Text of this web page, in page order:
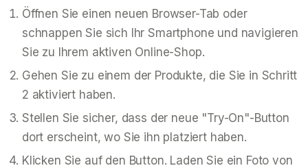
Öffnen Sie einen neuen Browser-Tab oder
schnappen Sie sich Ihr Smartphone und navigieren
Sie zu Ihrem aktiven Online-Shop.
Gehen Sie zu einem der Produkte, die Sie in Schritt
2 aktiviert haben.
Stellen Sie sicher, dass der neue "Try-On"-Button
dort erscheint, wo Sie ihn platziert haben.
Klicken Sie auf den Button. Laden Sie ein Foto von